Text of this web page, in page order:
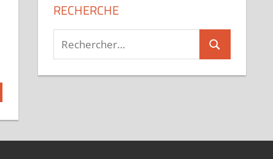
RECHERCHE
Recherche
pour :
Rechercher